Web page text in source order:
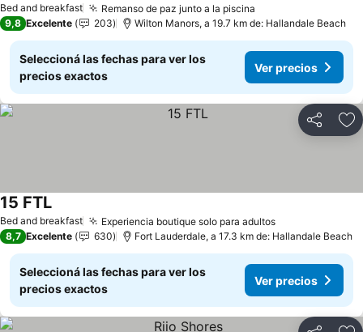
Bed and breakfast Remanso de paz junto a la piscina
9,8 Excelente 203 Wilton Manors, a 19.7 km de: Hallandale Beach
Seleccioná las fechas para ver los
precios exactos
Ver precios
Compartir
Bed and breakfast Experiencia boutique solo para adultos
15 FTL
8,7 Excelente 630 Fort Lauderdale, a 17.3 km de: Hallandale Beach
Seleccioná las fechas para ver los
precios exactos
Ver precios